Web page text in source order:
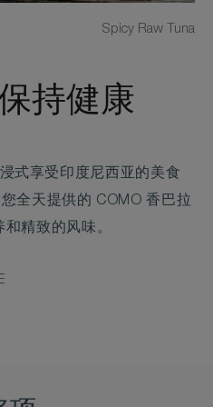
持健康
式享受印度尼西亚的美食
全天提供的 COMO 香巴拉
精致的风味。
Spicy Raw Tuna